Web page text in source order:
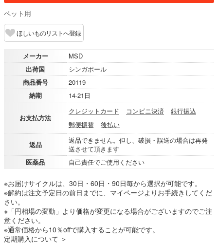
ペット用
ほしいものリストへ登録
メーカー
MSD
出荷国
シンガポール
商品番号
20119
納期
14-21日
お支払方法
クレジットカード コンビニ決済
銀行振込
郵便振替
後払い
返品
返品できません。但し、破損・誤送の場合は再発
送させて頂きます
医薬品
自己責任でご使用ください
※お届けサイクルは、30日・60日・90日毎から選択が可能です。
※解約は注文予定日の前日までに、マイページよりお手続きしてくだ
さい。
※「円相場の変動」より価格が変更になる場合がございますのでご注
意ください。
※通常価格から10％offで購入することが可能です。
定期購入について ＞